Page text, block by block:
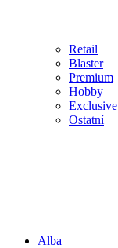
Retail
Blaster
Premium
Hobby
Exclusive
Ostatní
Alba